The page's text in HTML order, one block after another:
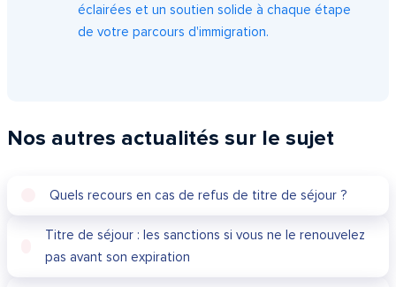
éclairées et un soutien solide à chaque étape
de votre parcours d'immigration.
Nos autres actualités sur le sujet
Quels recours en cas de refus de titre de séjour ?
Titre de séjour : les sanctions si vous ne le renouvelez
pas avant son expiration